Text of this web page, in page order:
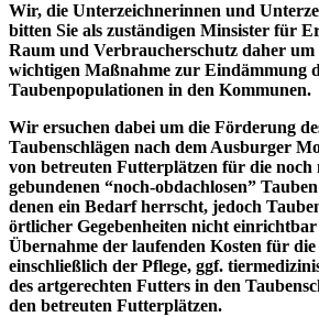
Wir, die Unterzeichnerinnen und
bitten Sie als zuständigen Minsister für
Raum und Verbraucherschutz daher
wichtigen Maßnahme zur Eindämmung
Taubenpopulationen in den Kommunen.
Wir ersuchen dabei um die Förderung
Taubenschlägen nach dem Ausburger
von betreuten Futterplätzen für die noch
gebundenen “noch-obdachlosen”
denen ein Bedarf herrscht, jedoch
örtlicher Gegebenheiten nicht einrichtbar
Übernahme der laufenden Kosten für
einschließlich der Pflege, ggf.
des artgerechten Futters in den
den betreuten Futterplätzen.